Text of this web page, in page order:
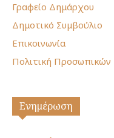
Γραφείο Δημάρχου
Δημοτικό Συμβούλιο
Επικοινωνία
Πολιτική Προσωπικών
Ενημέρωση